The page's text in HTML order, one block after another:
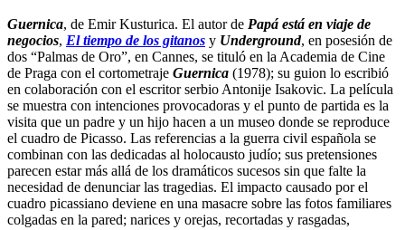
Guernica, de Emir Kusturica. El autor de Papá está en viaje de
negocios, El tiempo de los gitanos y Underground, en posesión de
dos “Palmas de Oro”, en Cannes, se tituló en la Academia de Cine
de Praga con el cortometraje Guernica (1978); su guion lo escribió
en colaboración con el escritor serbio Antonije Isakovic. La película
se muestra con intenciones provocadoras y el punto de partida es la
visita que un padre y un hijo hacen a un museo donde se reproduce
el cuadro de Picasso. Las referencias a la guerra civil española se
combinan con las dedicadas al holocausto judío; sus pretensiones
parecen estar más allá de los dramáticos sucesos sin que falte la
necesidad de denunciar las tragedias. El impacto causado por el
cuadro picassiano deviene en una masacre sobre las fotos familiares
colgadas en la pared; narices y orejas, recortadas y rasgadas,